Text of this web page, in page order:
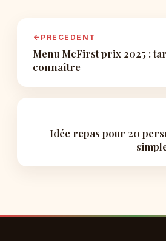
PRECEDENT
Menu McFirst prix 2025 :
connaître
Idée repas pour 20